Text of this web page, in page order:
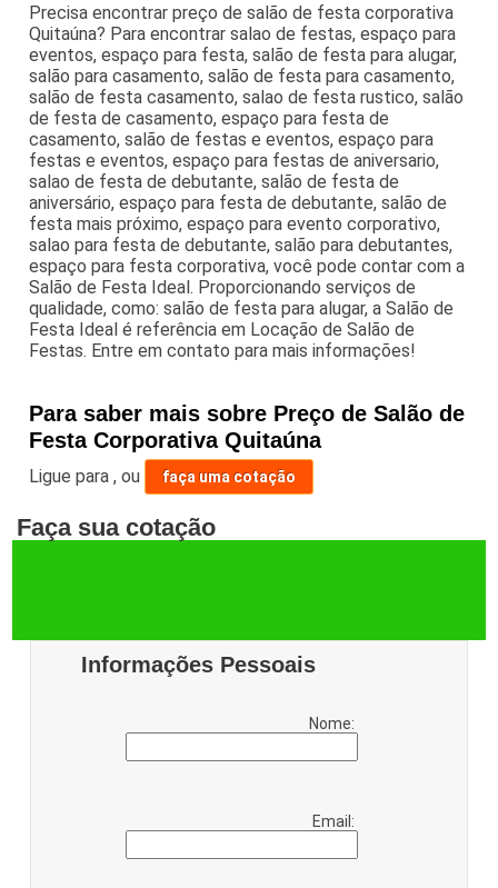
Precisa encontrar preço de salão de festa corporativa
Quitaúna? Para encontrar salao de festas, espaço para
eventos, espaço para festa, salão de festa para alugar,
salão para casamento, salão de festa para casamento,
salão de festa casamento, salao de festa rustico, salão
de festa de casamento, espaço para festa de
casamento, salão de festas e eventos, espaço para
festas e eventos, espaço para festas de aniversario,
salao de festa de debutante, salão de festa de
aniversário, espaço para festa de debutante, salão de
festa mais próximo, espaço para evento corporativo,
salao para festa de debutante, salão para debutantes,
espaço para festa corporativa, você pode contar com a
Salão de Festa Ideal. Proporcionando serviços de
qualidade, como: salão de festa para alugar, a Salão de
Festa Ideal é referência em Locação de Salão de
Festas. Entre em contato para mais informações!
Para saber mais sobre Preço de Salão de
Festa Corporativa Quitaúna
Ligue para,ou faça uma cotação
Faça sua cotação
Informações Pessoais
Nome:
Email: